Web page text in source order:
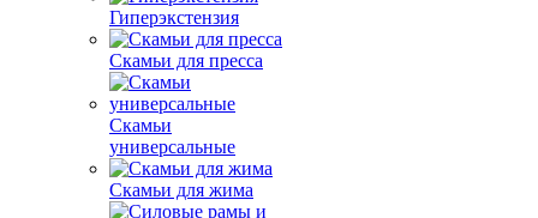
Гиперэкстензия
Скамьи для пресса
Скамьи
универсальные
Скамьи для жима